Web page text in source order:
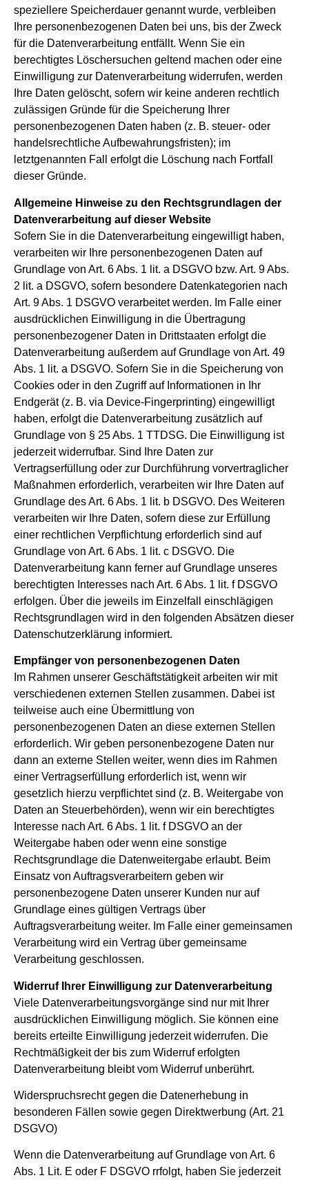
speziellere Speicherdauer genannt wurde, verbleiben
Ihre personenbezogenen Daten bei uns, bis der Zweck
für die Datenverarbeitung entfällt. Wenn Sie ein
berechtigtes Löschersuchen geltend machen oder eine
Einwilligung zur Datenverarbeitung widerrufen, werden
Ihre Daten gelöscht, sofern wir keine anderen rechtlich
zulässigen Gründe für die Speicherung Ihrer
personenbezogenen Daten haben (z. B. steuer- oder
handelsrechtliche Aufbewahrungsfristen); im
letztgenannten Fall erfolgt die Löschung nach Fortfall
dieser Gründe.
Allgemeine Hinweise zu den Rechtsgrundlagen der
Datenverarbeitung auf dieser Website
Sofern Sie in die Datenverarbeitung eingewilligt haben,
verarbeiten wir Ihre personenbezogenen Daten auf
Grundlage von Art. 6 Abs. 1 lit. a DSGVO bzw. Art. 9 Abs.
2 lit. a DSGVO, sofern besondere Datenkategorien nach
Art. 9 Abs. 1 DSGVO verarbeitet werden. Im Falle einer
ausdrücklichen Einwilligung in die Übertragung
personenbezogener Daten in Drittstaaten erfolgt die
Datenverarbeitung außerdem auf Grundlage von Art. 49
Abs. 1 lit. a DSGVO. Sofern Sie in die Speicherung von
Cookies oder in den Zugriff auf Informationen in Ihr
Endgerät (z. B. via Device-Fingerprinting) eingewilligt
haben, erfolgt die Datenverarbeitung zusätzlich auf
Grundlage von § 25 Abs. 1 TTDSG. Die Einwilligung ist
jederzeit widerrufbar. Sind Ihre Daten zur
Vertragserfüllung oder zur Durchführung vorvertraglicher
Maßnahmen erforderlich, verarbeiten wir Ihre Daten auf
Grundlage des Art. 6 Abs. 1 lit. b DSGVO. Des Weiteren
verarbeiten wir Ihre Daten, sofern diese zur Erfüllung
einer rechtlichen Verpflichtung erforderlich sind auf
Grundlage von Art. 6 Abs. 1 lit. c DSGVO. Die
Datenverarbeitung kann ferner auf Grundlage unseres
berechtigten Interesses nach Art. 6 Abs. 1 lit. f DSGVO
erfolgen. Über die jeweils im Einzelfall einschlägigen
Rechtsgrundlagen wird in den folgenden Absätzen dieser
Datenschutzerklärung informiert.
Empfänger von personenbezogenen Daten
Im Rahmen unserer Geschäftstätigkeit arbeiten wir mit
verschiedenen externen Stellen zusammen. Dabei ist
teilweise auch eine Übermittlung von
personenbezogenen Daten an diese externen Stellen
erforderlich. Wir geben personenbezogene Daten nur
dann an externe Stellen weiter, wenn dies im Rahmen
einer Vertragserfüllung erforderlich ist, wenn wir
gesetzlich hierzu verpflichtet sind (z. B. Weitergabe von
Daten an Steuerbehörden), wenn wir ein berechtigtes
Interesse nach Art. 6 Abs. 1 lit. f DSGVO an der
Weitergabe haben oder wenn eine sonstige
Rechtsgrundlage die Datenweitergabe erlaubt. Beim
Einsatz von Auftragsverarbeitern geben wir
personenbezogene Daten unserer Kunden nur auf
Grundlage eines gültigen Vertrags über
Auftragsverarbeitung weiter. Im Falle einer gemeinsamen
Verarbeitung wird ein Vertrag über gemeinsame
Verarbeitung geschlossen.
Widerruf Ihrer Einwilligung zur Datenverarbeitung
Viele Datenverarbeitungsvorgänge sind nur mit Ihrer
ausdrücklichen Einwilligung möglich. Sie können eine
bereits erteilte Einwilligung jederzeit widerrufen. Die
Rechtmäßigkeit der bis zum Widerruf erfolgten
Datenverarbeitung bleibt vom Widerruf unberührt.
Widerspruchsrecht gegen die Datenerhebung in
besonderen Fällen sowie gegen Direktwerbung (Art. 21
DSGVO)
Wenn die Datenverarbeitung auf Grundlage von Art. 6
Abs. 1 Lit. E oder F DSGVO rrfolgt, haben Sie jederzeit